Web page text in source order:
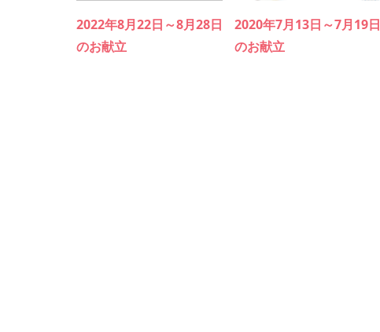
2022年8月22日～8月28日
のお献立
2020年7月13日～7月19日
のお献立